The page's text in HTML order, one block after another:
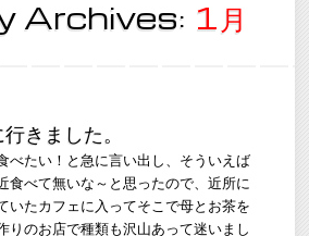
Archives: 1月
きました。
べたい！と急に言い出し、そういえば
食べて無いな～と思ったので、近所に
いたカフェに入ってそこで母とお茶を
りのお店で種類も沢山あって迷いまし